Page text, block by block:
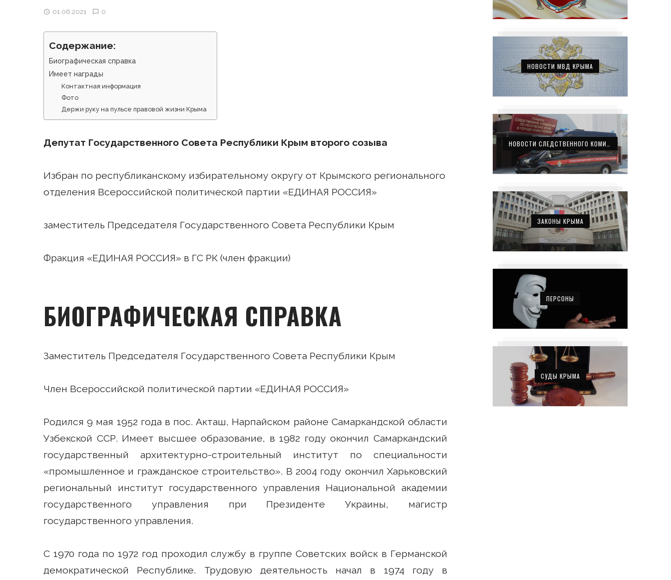
01.06.2021 0
Содержание:
Биографическая справка
Имеет награды
Контактная информация
Фото
Держи руку на пульсе правовой жизни Крыма
Депутат Государственного Совета Республики Крым второго созыва
Избран по республиканскому избирательному округу от Крымского регионального
отделения Всероссийской политической партии «ЕДИНАЯ РОССИЯ»
заместитель Председателя Государственного Совета Республики Крым
Фракция «ЕДИНАЯ РОССИЯ» в ГС РК (член фракции)
БИОГРАФИЧЕСКАЯ СПРАВКА
Заместитель Председателя Государственного Совета Республики Крым
Член Всероссийской политической партии «ЕДИНАЯ РОССИЯ»
Родился 9 мая 1952 года в пос. Акташ, Нарпайском районе Самаркандской области
Узбекской ССР. Имеет высшее образование, в 1982 году окончил Самаркандский
государственный архитектурно-строительный институт по специальности
«промышленное и гражданское строительство». В 2004 году окончил Харьковский
региональный институт государственного управления Национальной академии
государственного управления при Президенте Украины, магистр
государственного управления.
С 1970 года по 1972 год проходил службу в группе Советских войск в Германской
демократической Республике. Трудовую деятельность начал в 1974 году в
НОВОСТИ МВД КРЫМА
ЗАКОНЫ КРЫМА
ПЕРСОНЫ
СУДЫ КРЫМА